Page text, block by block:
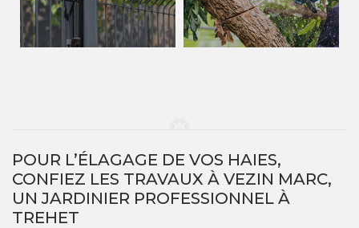
POUR L’ÉLAGAGE DE VOS HAIES,
CONFIEZ LES TRAVAUX À VEZIN MARC,
UN JARDINIER PROFESSIONNEL À
TREHET